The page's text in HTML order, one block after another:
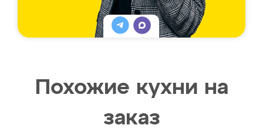
Похожие кухни на
заказ